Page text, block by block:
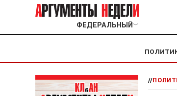
ФЕДЕРАЛЬНЫЙ ﹀
//